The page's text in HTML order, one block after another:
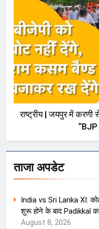
राष्ट्रीय | जयपुर में करणी
“BJP
ताजा अपडेट
India vs Sri Lanka XI:
शुरू होने के बाद Padikkal
August 8, 2026